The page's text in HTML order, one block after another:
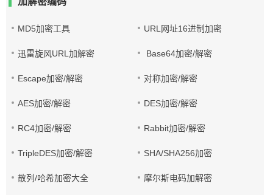
MD5加密工具 URL网址16进制加密
迅雷旋风URL加解密 Base64加密/解密
Escape加密/解密 对称加密/解密
AES加密/解密 DES加密/解密
RC4加密/解密 Rabbit加密/解密
TripleDES加密/解密 SHA/SHA256加密
散列/哈希加密大全 摩尔斯电码加解密